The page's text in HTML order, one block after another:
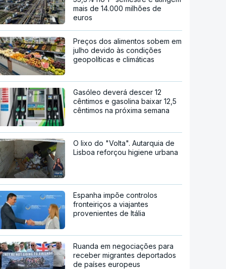
mais de 14.000 milhões de
euros
Preços dos alimentos sobem em
julho devido às condições
geopolíticas e climáticas
Gasóleo deverá descer 12
cêntimos e gasolina baixar 12,5
cêntimos na próxima semana
O lixo do "Volta". Autarquia de
Lisboa reforçou higiene urbana
Espanha impõe controlos
fronteiriços a viajantes
provenientes de Itália
Ruanda em negociações para
receber migrantes deportados
de países europeus